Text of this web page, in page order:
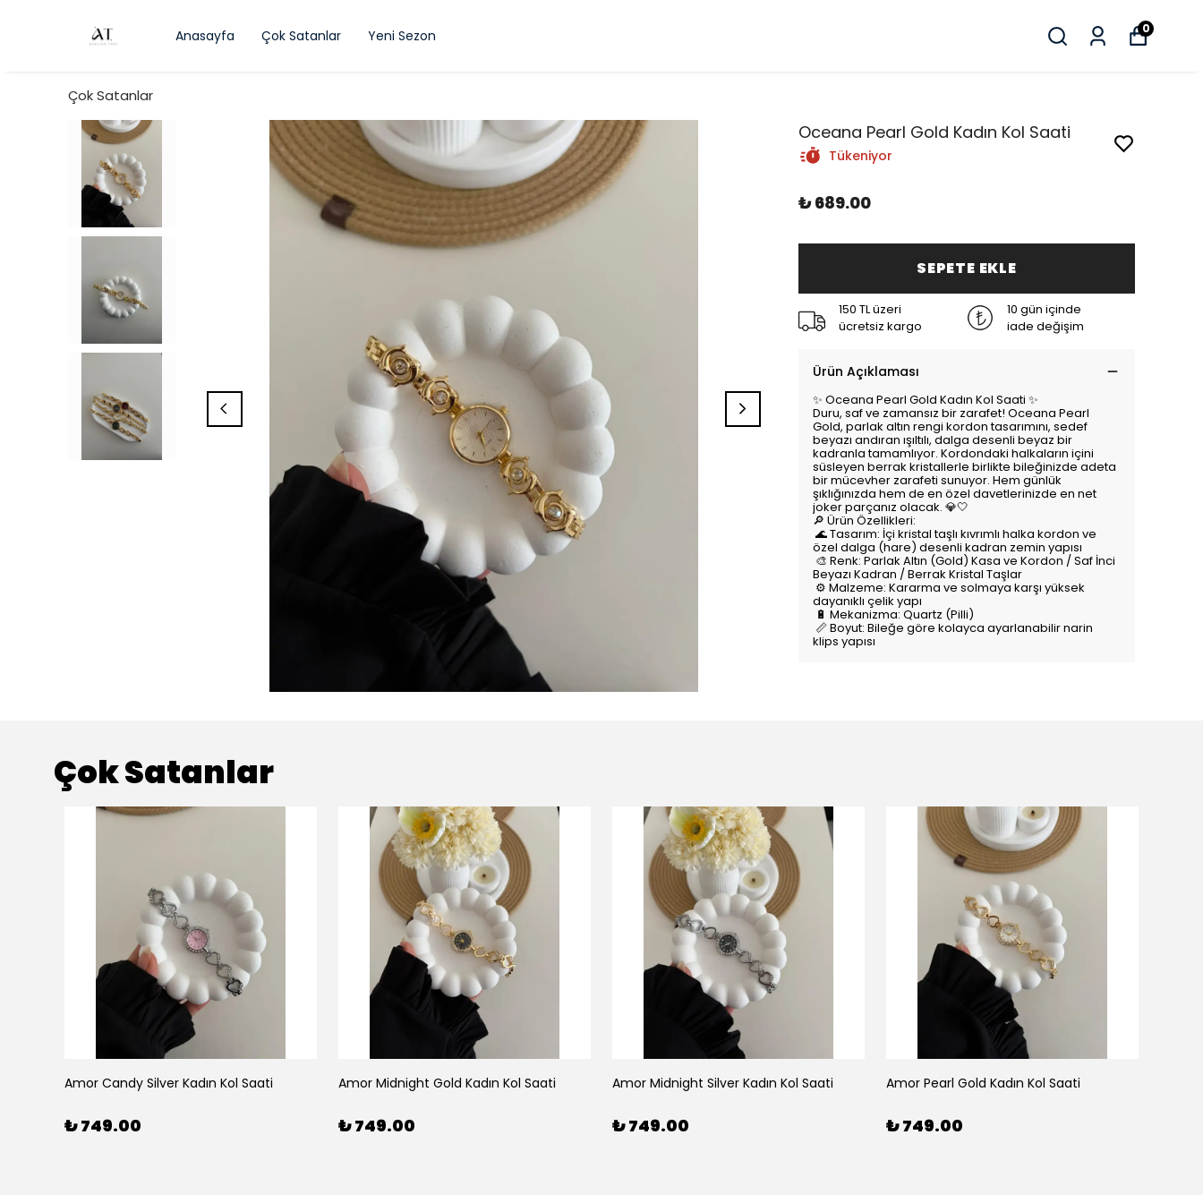
Anasayfa Çok Satanlar Yeni Sezon 0
Çok Satanlar
Oceana Pearl Gold Kadın Kol Saati
Tükeniyor
₺ 689.00
SEPETE EKLE
150 TL üzeri
ücretsiz kargo
10 gün içinde
iade değişim
Ürün Açıklaması
✨ Oceana Pearl Gold Kadın Kol Saati ✨
Duru, saf ve zamansız bir zarafet! Oceana Pearl
Gold, parlak altın rengi kordon tasarımını, sedef
beyazı andıran ışıltılı, dalga desenli beyaz bir
kadranla tamamlıyor. Kordondaki halkaların içini
süsleyen berrak kristallerle birlikte bileğinizde adeta
bir mücevher zarafeti sunuyor. Hem günlük
şıklığınızda hem de en özel davetlerinizde en net
joker parçanız olacak. 💎🤍
🔎 Ürün Özellikleri:
🌊 Tasarım: İçi kristal taşlı kıvrımlı halka kordon ve
özel dalga (hare) desenli kadran zemin yapısı
🎨 Renk: Parlak Altın (Gold) Kasa ve Kordon / Saf İnci
Beyazı Kadran / Berrak Kristal Taşlar
⚙️ Malzeme: Kararma ve solmaya karşı yüksek
dayanıklı çelik yapı
🔋 Mekanizma: Quartz (Pilli)
📏 Boyut: Bileğe göre kolayca ayarlanabilir narin
klips yapısı
Çok Satanlar
Amor Candy Silver Kadın Kol Saati
₺ 749.00
Amor Midnight Gold Kadın Kol Saati
₺ 749.00
Amor Midnight Silver Kadın Kol Saati
₺ 749.00
Amor Pearl Gold Kadın Kol Saati
₺ 749.00